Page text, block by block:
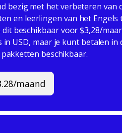
bezig met het verbeteren van
en leerlingen van het Engels
beschikbaar voor $3,28/
USD, maar je kunt betalen in
beschikbaar.
maand